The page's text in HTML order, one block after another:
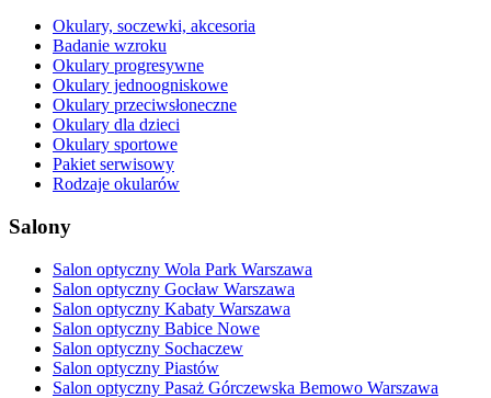
Okulary, soczewki, akcesoria
Badanie wzroku
Okulary progresywne
Okulary jednoogniskowe
Okulary przeciwsłoneczne
Okulary dla dzieci
Okulary sportowe
Pakiet serwisowy
Rodzaje okularów
Salony
Salon optyczny Wola Park Warszawa
Salon optyczny Gocław Warszawa
Salon optyczny Kabaty Warszawa
Salon optyczny Babice Nowe
Salon optyczny Sochaczew
Salon optyczny Piastów
Salon optyczny Pasaż Górczewska Bemowo Warszawa